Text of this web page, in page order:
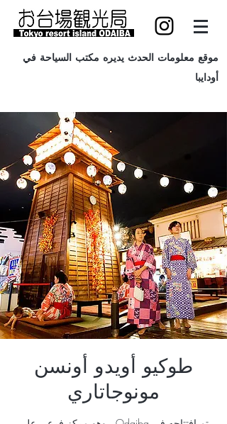
موقع معلومات الحدث يديره مكتب السياحة في
أودايبا
طوكيو أويدو أونسن
مونوجاتاري